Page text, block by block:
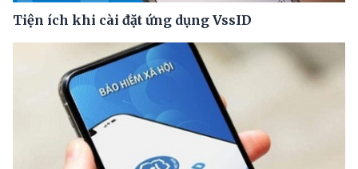
Tiện ích khi cài đặt ứng dụng VssID